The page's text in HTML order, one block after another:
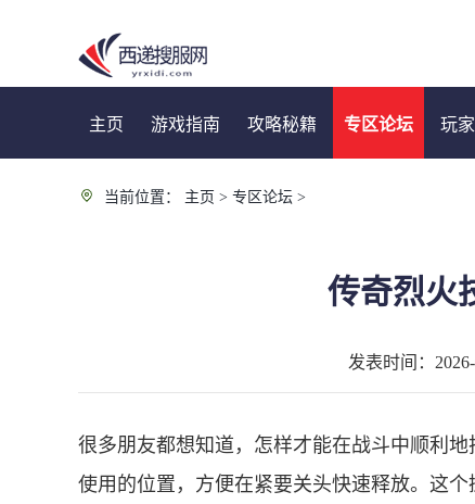
主页 游戏指南 攻略秘籍 专区论坛 玩
当前位置： 主页 > 专区论坛 >
传奇烈火
发表时间：
很多朋友都想知道，怎样才能在战斗中顺利
使用的位置，方便在紧要关头快速释放。这